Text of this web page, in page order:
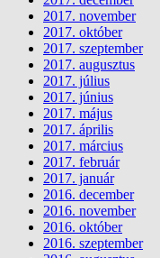
2017. november
2017. október
2017. szeptember
2017. augusztus
2017. július
2017. június
2017. május
2017. április
2017. március
2017. február
2017. január
2016. december
2016. november
2016. október
2016. szeptember